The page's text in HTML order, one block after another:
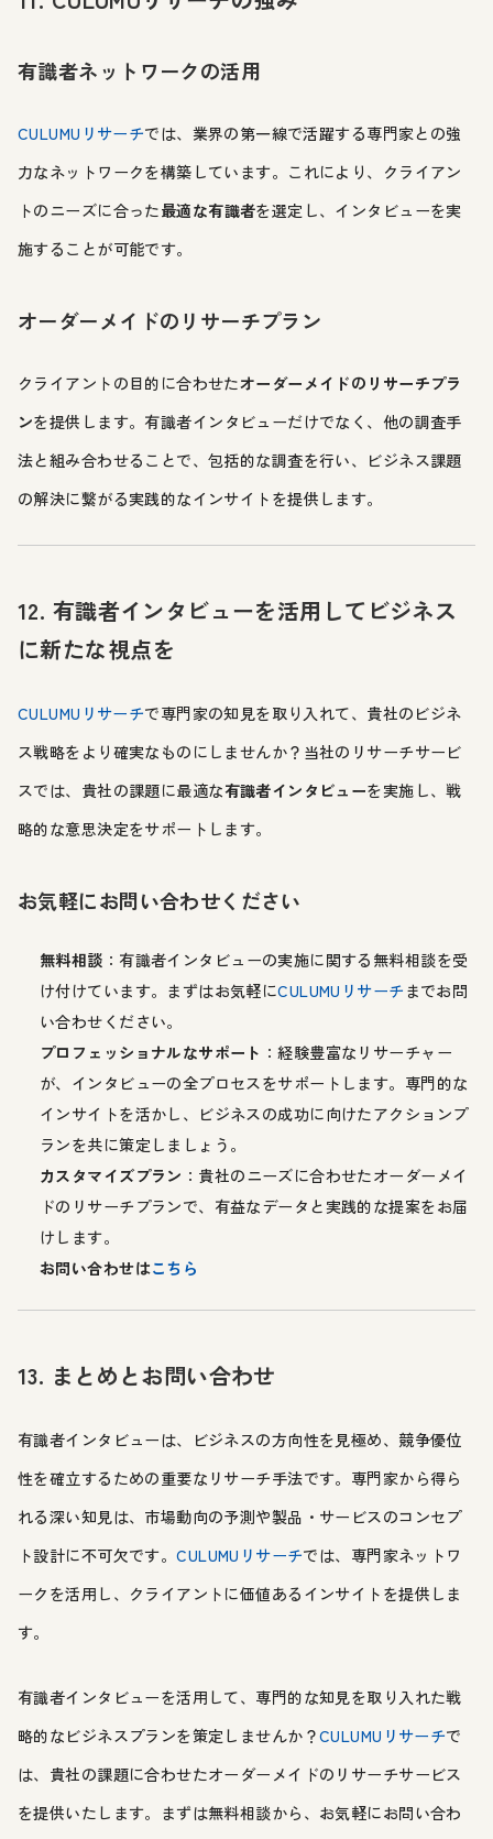
有識者ネットワークの活用
CULUMUリサーチでは、業界の第一線で活躍する専門家との強
力なネットワークを構築しています。これにより、クライアン
トのニーズに合った最適な有識者を選定し、インタビューを実
施することが可能です。
オーダーメイドのリサーチプラン
クライアントの目的に合わせたオーダーメイドのリサーチプラ
ンを提供します。有識者インタビューだけでなく、他の調査手
法と組み合わせることで、包括的な調査を行い、ビジネス課題
の解決に繋がる実践的なインサイトを提供します。
12. 有識者インタビューを活用してビジネス
に新たな視点を
CULUMUリサーチで専門家の知見を取り入れて、貴社のビジネ
ス戦略をより確実なものにしませんか？当社のリサーチサービ
スでは、貴社の課題に最適な有識者インタビューを実施し、戦
略的な意思決定をサポートします。
お気軽にお問い合わせください
無料相談 ：有識者インタビューの実施に関する無料相談を受
け付けています。まずはお気軽にCULUMUリサーチ までお問
い合わせください。
プロフェッショナルなサポート ：経験豊富なリサーチャー
が、インタビューの全プロセスをサポートします。専門的な
インサイトを活かし、ビジネスの成功に向けたアクションプ
ランを共に策定しましょう。
カスタマイズプラン ：貴社のニーズに合わせたオーダーメイ
ドのリサーチプランで、有益なデータと実践的な提案をお届
けします。
お問い合わせはこちら
13. まとめとお問い合わせ
有識者インタビューは、ビジネスの方向性を見極め、競争優位
性を確立するための重要なリサーチ手法です。専門家から得ら
れる深い知見は、市場動向の予測や製品・サービスのコンセプ
ト設計に不可欠です。CULUMUリサーチでは、専門家ネットワ
ークを活用し、クライアントに価値あるインサイトを提供しま
す。
有識者インタビューを活用して、専門的な知見を取り入れた戦
略的なビジネスプランを策定しませんか？CULUMUリサーチで
は、貴社の課題に合わせたオーダーメイドのリサーチサービス
を提供いたします。まずは無料相談から、お気軽にお問い合わ